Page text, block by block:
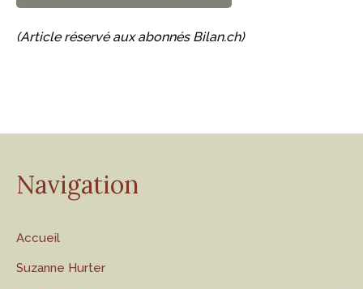
(Article réservé aux abonnés Bilan.ch)
Navigation
Accueil
Suzanne Hurter